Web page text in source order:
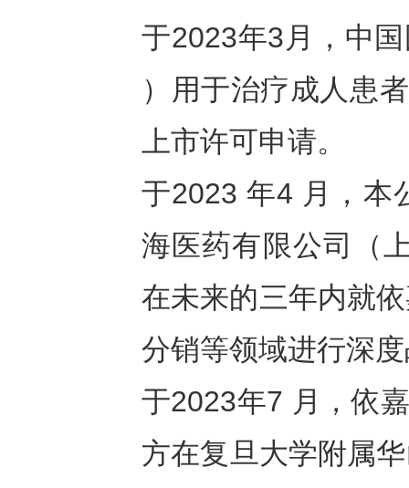
于2023年3月，中
）用于治疗成人患
上市许可申请。
于2023 年4 月，本
海医药有限公司（
在未来的三年内就
分销等领域进行深
于2023年7 月，依
方在复旦大学附属